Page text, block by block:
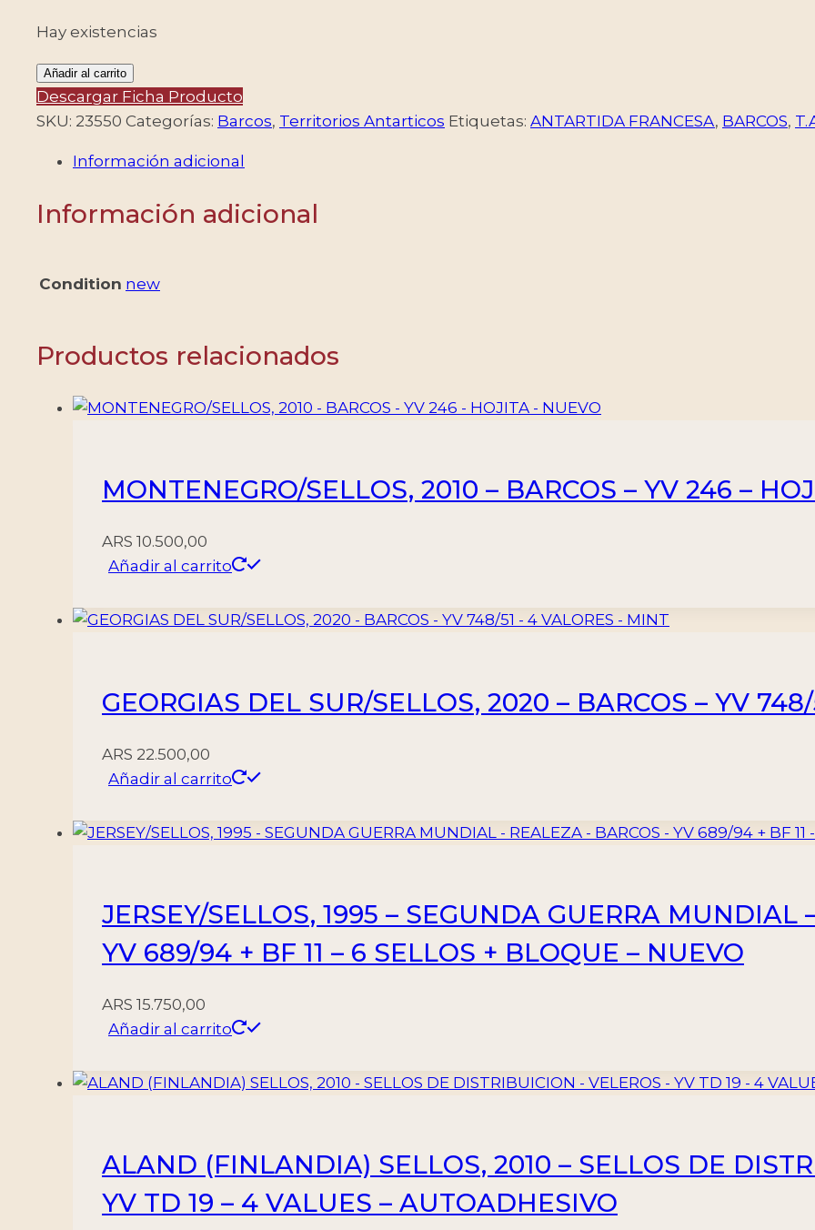
Hay existencias
ANTARTIDA
FRANCESA
(T.A.A.F.)
2011
BARCOS
BF
BLOQUE
NUEVO
Añadir al carrito
Descargar Ficha Producto
SKU: 23550 Categorías: Barcos, Territorios Antarticos Etiquetas: ANTARTIDA FRANCESA, BARCOS,
Información adicional
Información adicional
Condition new
Productos relacionados
MONTENEGRO/SELLOS, 2010 – BARCOS – YV 246 –
ARS 10.500,00
Añadir al carrito
GEORGIAS DEL SUR/SELLOS, 2020 – BARCOS – YV
ARS 22.500,00
Añadir al carrito
JERSEY/SELLOS, 1995 – SEGUNDA GUERRA MUNDIAL
YV 689/94 + BF 11 – 6 SELLOS + BLOQUE – NUEVO
ARS 15.750,00
Añadir al carrito
ALAND (FINLANDIA) SELLOS, 2010 – SELLOS DE
YV TD 19 – 4 VALUES – AUTOADHESIVO